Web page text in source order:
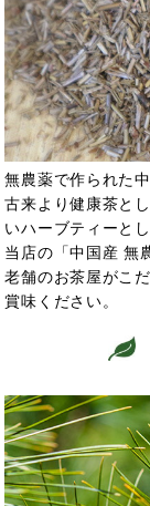
無農薬で作られた
古来より健康茶と
いハーブティーと
当店の「中国産 無
老舗のお茶屋がこ
賞味ください。